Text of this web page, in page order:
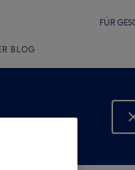
FÜR
BLOG